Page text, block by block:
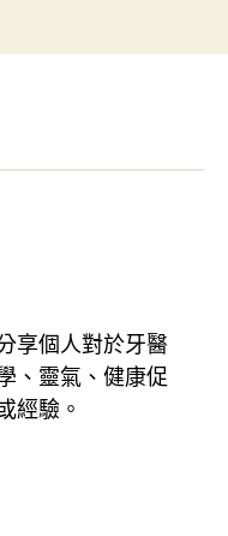
享個人對於牙醫
、靈氣、健康促
經驗。